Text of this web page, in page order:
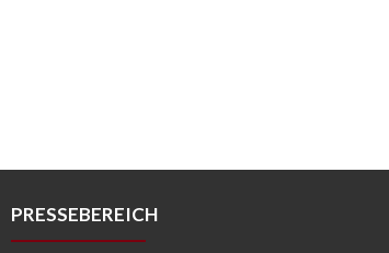
PRESSEBEREICH